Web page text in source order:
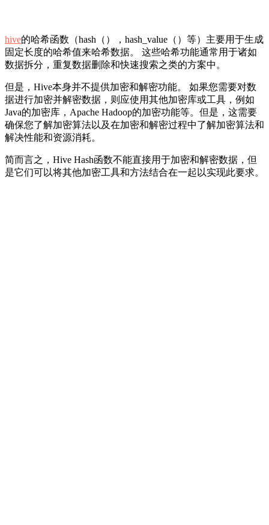
hive的哈希函数（hash（），hash_value（）等）主要用于生成
固定长度的哈希值来哈希数据。 这些哈希功能通常用于诸如
数据拆分，重复数据删除和快速搜索之类的方案中。
但是，Hive本身并不提供加密和解密功能。 如果您需要对数
据进行加密并解密数据，则应使用其他加密库或工具，例如
Java的加密库，Apache Hadoop的加密功能等。但是，这需要
确保您了解加密算法以及在加密和解密过程中了解加密算法和
解决性能和资源消耗。
简而言之，Hive Hash函数不能直接用于加密和解密数据，但
是它们可以将其他加密工具和方法结合在一起以实现此要求。